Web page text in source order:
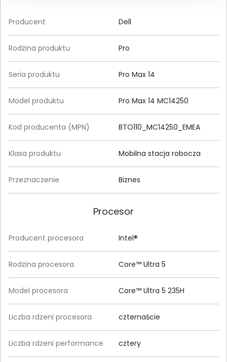
Producent Dell
Rodzina produktu Pro
Seria produktu Pro Max 14
Model produktu Pro Max 14 MC14250
Kod producenta (MPN) BTO110_MC14250_EMEA
Klasa produktu Mobilna stacja robocza
Przeznaczenie Biznes
Procesor
Producent procesora Intel®
Rodzina procesora Core™ Ultra 5
Model procesora Core™ Ultra 5 235H
Liczba rdzeni procesora czternaście
Liczba rdzeni performance cztery